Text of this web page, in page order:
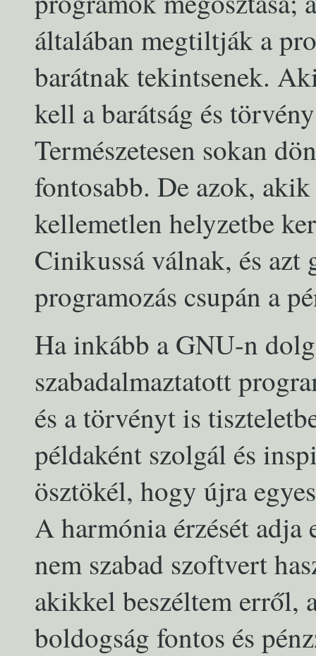
általában megtiltják a
barátnak tekintsenek.
kell a barátság és
Természetesen sokan
fontosabb. De azok,
kellemetlen helyzetbe
Cinikussá válnak, és
programozás csupán a
Ha inkább a GNU-n
szabadalmaztatott
és a törvényt is
példaként szolgál és
ösztökél, hogy újra
A harmónia érzését adja
nem szabad szoftvert
akikkel beszéltem erről,
boldogság fontos és